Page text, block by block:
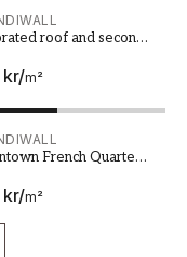
Lhotse
roof and second
temple Seh Tek
Penang
UNESCO world
site Night view
/m²
roof and
in the
French Quarters
/m²
French